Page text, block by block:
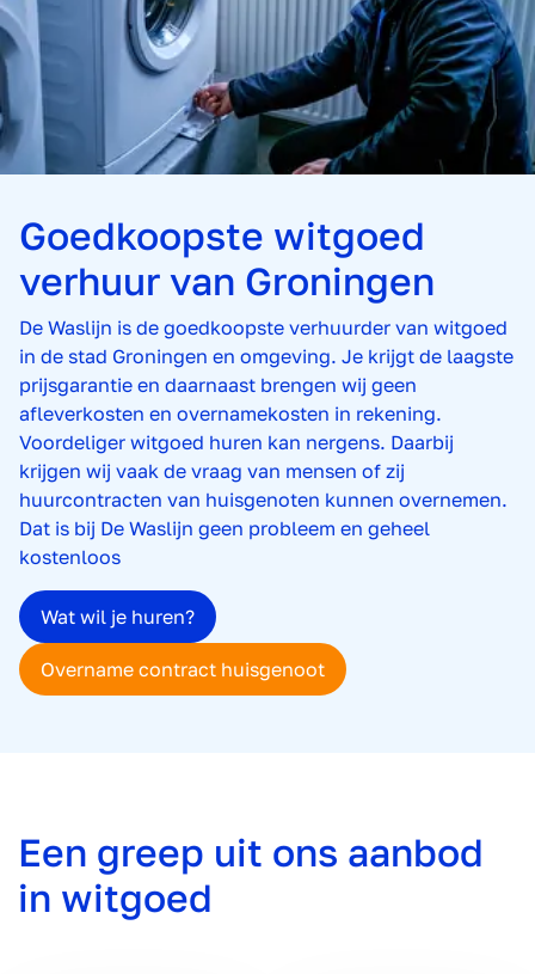
Goedkoopste witgoed
verhuur van Groningen
De Waslijn is de goedkoopste verhuurder van witgoed
in de stad Groningen en omgeving. Je krijgt de laagste
prijsgarantie en daarnaast brengen wij geen
afleverkosten en overnamekosten in rekening.
Voordeliger witgoed huren kan nergens. Daarbij
krijgen wij vaak de vraag van mensen of zij
huurcontracten van huisgenoten kunnen overnemen.
Dat is bij De Waslijn geen probleem en geheel
kostenloos
Wat wil je huren?
Overname contract huisgenoot
Een greep uit ons aanbod
in witgoed